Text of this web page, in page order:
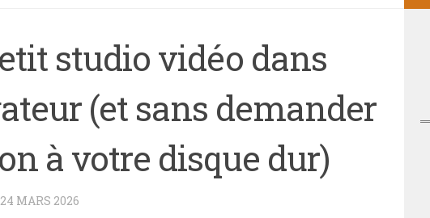
studio vidéo dans
(et sans demander
à votre disque dur)
24 MARS 2026